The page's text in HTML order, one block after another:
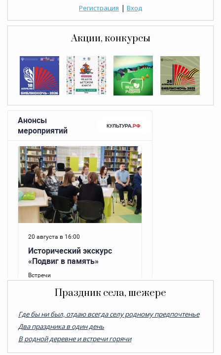
Регистрация | Вход
Акции, конкурсы
Праздник села, шежере
Где бы ни был, отдаю всегда селу родному предпочтенье
Два праздника в один день
В родной деревне и встречи горячи